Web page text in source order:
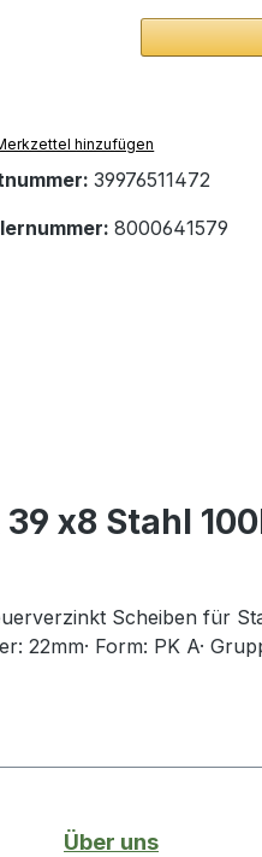
hinzufügen
39976511472
8000641579
x8 Stahl
Scheiben für
22mm· Form: PK A·
Über uns